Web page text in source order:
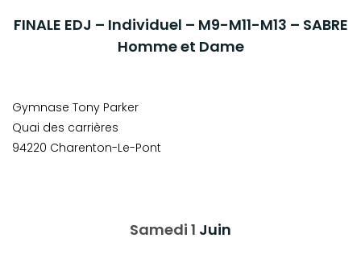
FINALE EDJ – Individuel – M9-M11-M13 – SABRE
Homme et Dame
Gymnase Tony Parker
Quai des carrières
94220 Charenton-Le-Pont
Samedi 1 Juin